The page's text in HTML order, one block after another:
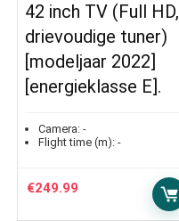
42 inch TV (Full HD,
drievoudige tuner)
[modeljaar 2022]
[energieklasse E].
Camera: -
Flight time (m): -
€249.99